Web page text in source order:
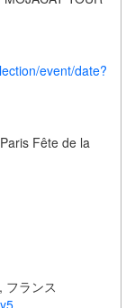
event/date?
Fête de la
フランス